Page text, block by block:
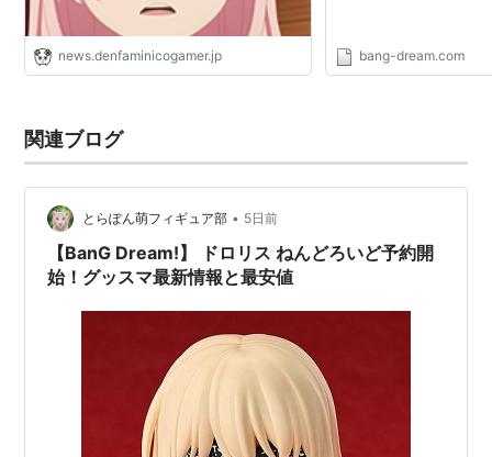
牛込りみ：
西本りみ
山吹沙綾：大橋彩香
市ヶ谷有咲：伊藤彩沙
戸山明日香：尾崎由香
鵜沢リィ：橘田いずみ
二十騎ひなこ：徳井青空
鰐部七菜：佐々木未来
海野夏希：福圓美里
川端真結：本泉莉奈
森文華：朝日奈丸佳
青葉モカ：三澤紗千香
news.denfaminicogamer.jp bang-dream.com
関連ブログ
とらぽん萌フィギュア部 • 5日前
【BanG Dream!】 ドロリス ねんどろいど予約開
始！グッスマ最新情報と最安値